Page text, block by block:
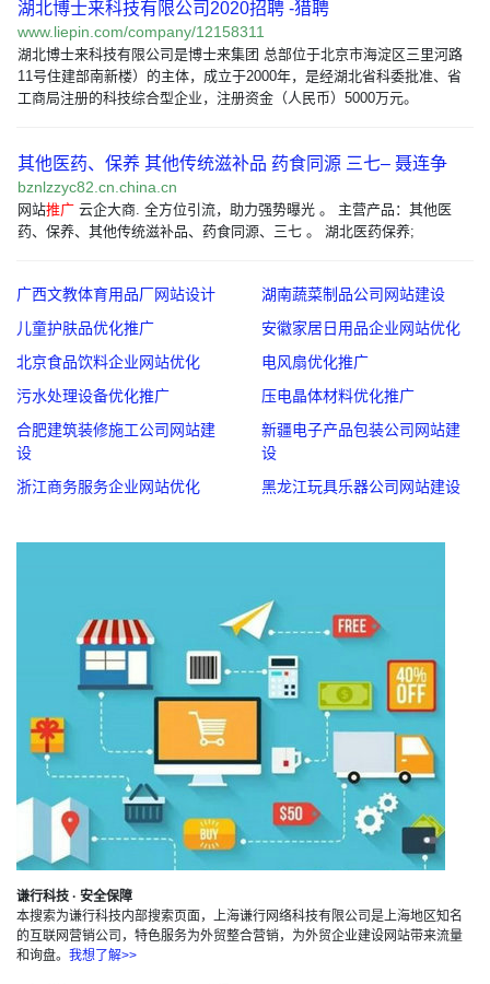
湖北博士来科技有限公司2020招聘 -猎聘
www.liepin.com/company/12158311
湖北博士来科技有限公司是博士来集团 总部位于北京市海淀区三里河路
11号住建部南新楼）的主体，成立于2000年，是经湖北省科委批准、省
工商局注册的科技综合型企业，注册资金（人民币）5000万元。
其他医药、保养 其他传统滋补品 药食同源 三七– 聂连争
bznlzzyc82.cn.china.cn
网站推广 云企大商. 全方位引流，助力强势曝光 。 主营产品：其他医
药、保养、其他传统滋补品、药食同源、三七 。 湖北医药保养;
广西文教体育用品厂网站设计
湖南蔬菜制品公司网站建设
儿童护肤品优化推广
安徽家居日用品企业网站优化
北京食品饮料企业网站优化
电风扇优化推广
污水处理设备优化推广
压电晶体材料优化推广
合肥建筑装修施工公司网站建
设
新疆电子产品包装公司网站建
设
浙江商务服务企业网站优化
黑龙江玩具乐器公司网站建设
谦行科技 · 安全保障
本搜索为谦行科技内部搜索页面，上海谦行网络科技有限公司是上海地区知名
的互联网营销公司，特色服务为外贸整合营销，为外贸企业建设网站带来流量
和询盘。 我想了解>>